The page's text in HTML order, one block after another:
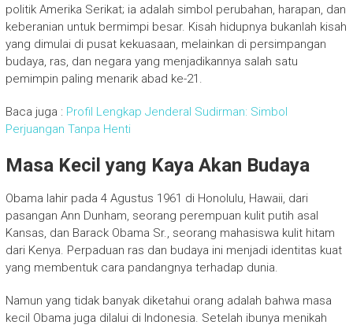
politik Amerika Serikat; ia adalah simbol perubahan, harapan, dan
keberanian untuk bermimpi besar. Kisah hidupnya bukanlah kisah
yang dimulai di pusat kekuasaan, melainkan di persimpangan
budaya, ras, dan negara yang menjadikannya salah satu
pemimpin paling menarik abad ke-21.
Baca juga : Profil Lengkap Jenderal Sudirman: Simbol
Perjuangan Tanpa Henti
Masa Kecil yang Kaya Akan Budaya
Obama lahir pada 4 Agustus 1961 di Honolulu, Hawaii, dari
pasangan Ann Dunham, seorang perempuan kulit putih asal
Kansas, dan Barack Obama Sr., seorang mahasiswa kulit hitam
dari Kenya. Perpaduan ras dan budaya ini menjadi identitas kuat
yang membentuk cara pandangnya terhadap dunia.
Namun yang tidak banyak diketahui orang adalah bahwa masa
kecil Obama juga dilalui di Indonesia. Setelah ibunya menikah